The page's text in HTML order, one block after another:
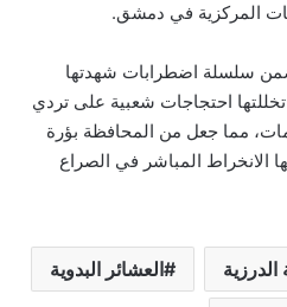
المركزية في دمشق.
ضمن سلسلة اضطرابات شهدتها
عام 2022، والتي تخللتها احتجاجات شعبية على تردي
مما جعل من المحافظة بؤرة
الانخراط المباشر في الصراع
الدرزية العشائر البدوية